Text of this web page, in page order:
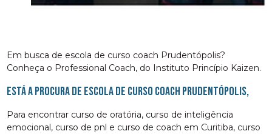
Em busca de escola de curso coach Prudentópolis?
Conheça o Professional Coach, do Instituto Princípio Kaizen.
Está a procura de escola de curso coach Prudentópolis,
Para encontrar curso de oratória, curso de inteligência
emocional, curso de pnl e curso de coach em Curitiba, curso